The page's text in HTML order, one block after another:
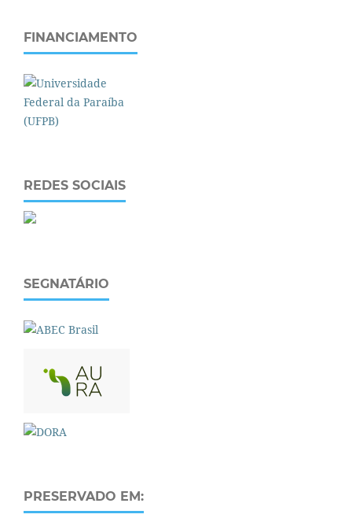
FINANCIAMENTO
REDES SOCIAIS
SEGNATÁRIO
PRESERVADO EM: